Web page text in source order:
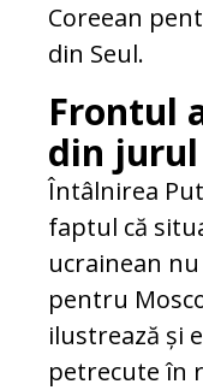
Coreean
din Seul.
Frontul
din jurul
Întâlnirea
faptul că
ucrainean
pentru
ilustrează și
petrecute în